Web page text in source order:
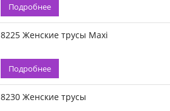
Подробнее
8225 Женские трусы Maxi
Подробнее
8230 Женские трусы